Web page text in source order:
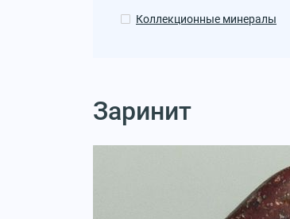
Коллекционные минералы
Заринит